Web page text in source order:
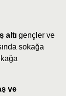
altı gençler ve
sokağa
ve